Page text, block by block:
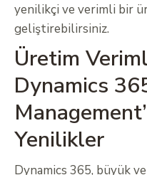
yenilikçi ve verimli bir
geliştirebilirsiniz.
Üretim
Dynamics
Yenilikler
Dynamics 365, büyük